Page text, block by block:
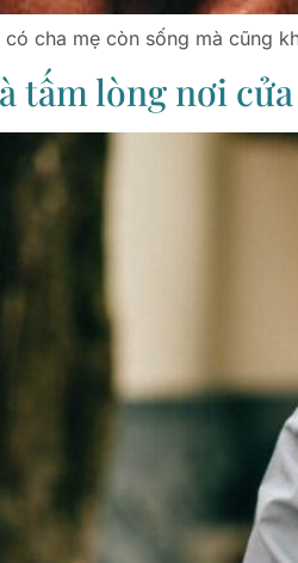
cha mẹ còn sống mà cũng
tấm lòng nơi